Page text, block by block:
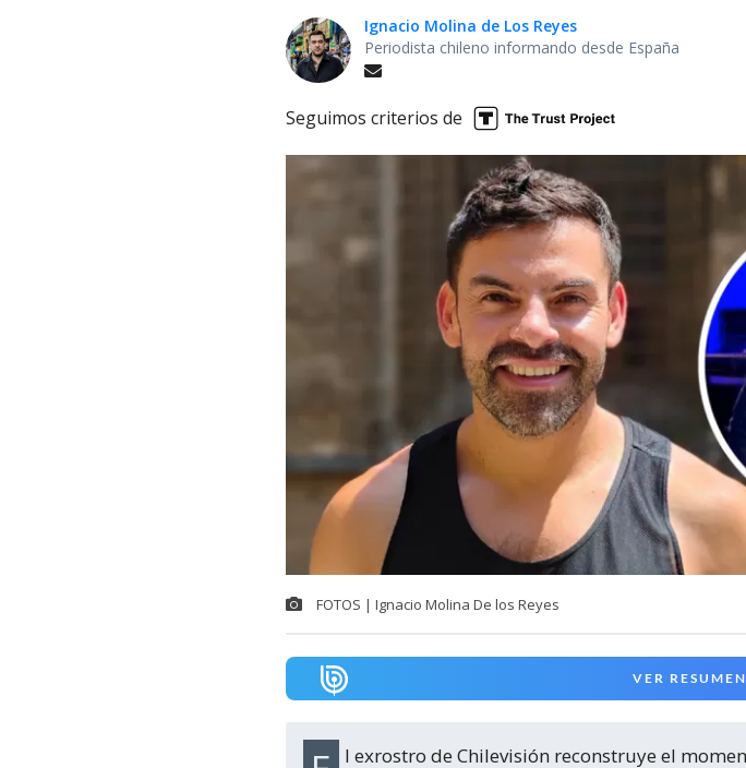
Ignacio Molina de Los Reyes
Periodista chileno informando desde España
Seguimos criterios de
FOTOS | Ignacio Molina De los Reyes
VER RESUMEN